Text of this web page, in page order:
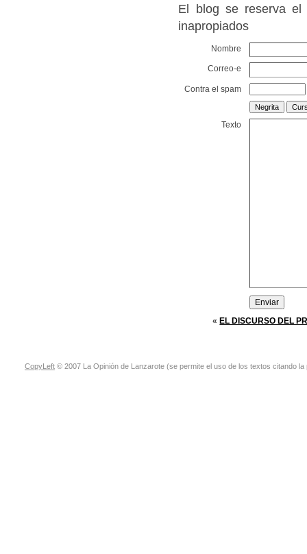
El blog se reserva el
inapropiados
Nombre
Correo-e
Contra el spam
Texto
« EL DISCURSO DEL
CopyLeft © 2007 La Opinión de Lanzarote (se permite el uso de los textos citando